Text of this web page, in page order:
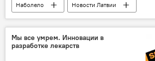
Наболело
Новости Латвии
скорая помощь
Латвия
медики
латышский язык
студенты
Мы все умрем. Инновации в
разработке лекарств